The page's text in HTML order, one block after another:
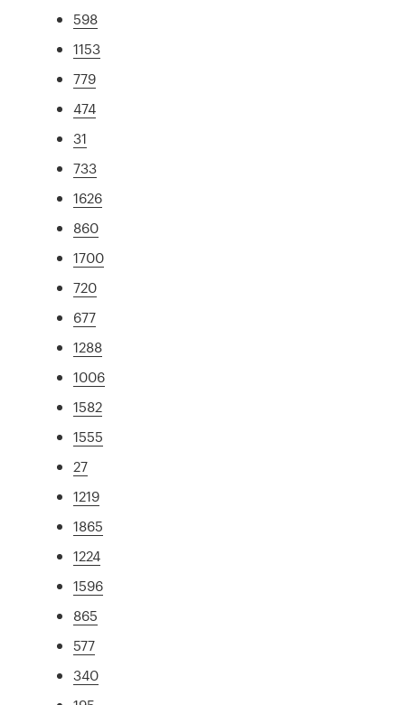
598
1153
779
474
31
733
1626
860
1700
720
677
1288
1006
1582
1555
27
1219
1865
1224
1596
865
577
340